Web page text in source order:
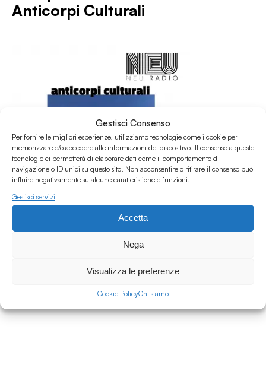
Gestisci Consenso
Per fornire le migliori esperienze, utilizziamo tecnologie come i cookie per
memorizzare e/o accedere alle informazioni del dispositivo. Il consenso a queste
tecnologie ci permetterà di elaborare dati come il comportamento di
navigazione o ID unici su questo sito. Non acconsentire o ritirare il consenso può
influire negativamente su alcune caratteristiche e funzioni.
Gestisci servizi
Accetta
Nega
Visualizza le preferenze
Cookie PolicyChi siamo
Anticorpi Culturali
19.04.2021
Interneu w/ Il Campo Innocente per Globe
Interview/MANIFESTATION